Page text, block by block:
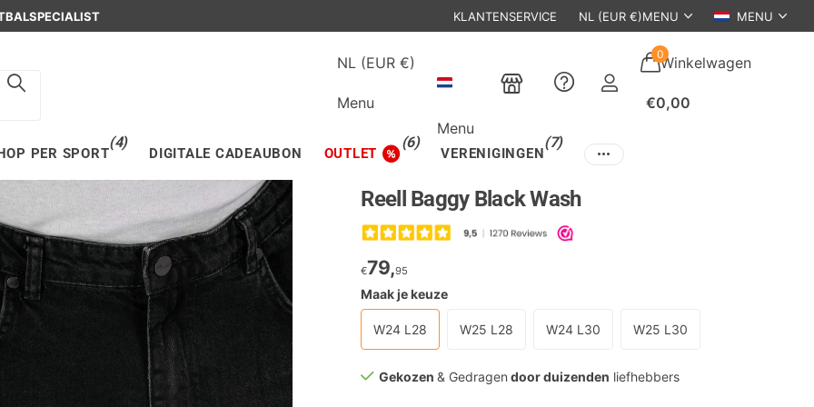
WINKEL IN DEN BOSCHKLANTENSERVICE NL (EUR €)MENU MENU
NL (EUR €)
Menu
Menu
Winkelwagen
0
€0,00
PER SPORT
(4)
DIGITALE CADEAUBON OUTLET
(6)
VERENIGINGEN
(7)
Reell Baggy Black Wash
€79,95
Maak je keuze
W24 L28 W25 L28 W24 L30 W25 L30
Gekozen& Gedragen door duizenden liefhebbers